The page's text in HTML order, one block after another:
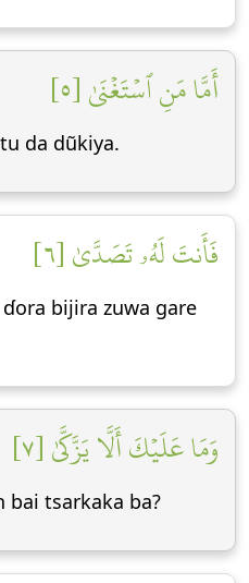
أَمَّا مَنِ ٱسۡتَغۡنَىٰ [٥]
da dũkiya.
فَأَنتَ لَهُۥ تَصَدَّىٰ [٦]
bijira zuwa gare
وَمَا عَلَيۡكَ أَلَّا يَزَّكَّىٰ [٧]
bai tsarkaka ba?